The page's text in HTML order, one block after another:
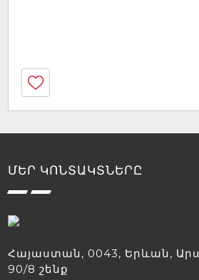
ՄԵՐ ԿՈՆՏԱԿՏՆԵՐԸ
Հայաստան, 0043, Երևան,
90/8 շենք